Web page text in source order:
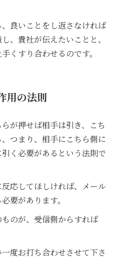
、良いことをし返さなければ
、貴社が伝えたいことと、
くすり合わせるのです。
用の法則
が押せば相手は引き、こち
つまり、相手にこちら側に
く必要があるという法則で
応してほしければ、メール
要があります。
のが、受信側からすれば
度お打ち合わせさせて下さ